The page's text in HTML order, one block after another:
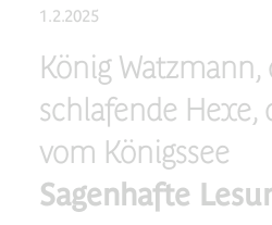
1.2.2025
König Watzmann,
schlafende Hexe,
vom Königssee
Sagenhafte